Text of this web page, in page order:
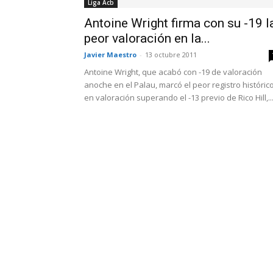
Liga Acb
Antoine Wright firma con su -19
peor valoración en la...
Javier Maestro - 13 octubre 2011
Antoine Wright, que acabó con -19 de valoración
anoche en el Palau, marcó el peor registro histórico
en valoración superando el -13 previo de Rico Hill,...